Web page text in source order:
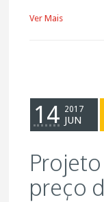
Ver Mais
14 2017
JUN
preço